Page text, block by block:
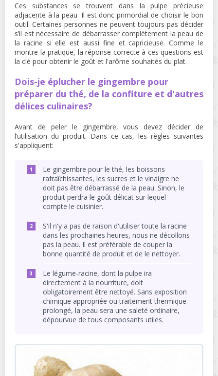
Ces substances se trouvent dans la pulpe précieuse
adjacente à la peau. Il est donc primordial de choisir le bon
outil. Certaines personnes ne peuvent toujours pas décider
s’il est nécessaire de débarrasser complètement la peau de
la racine si elle est aussi fine et capricieuse. Comme le
montre la pratique, la réponse correcte à ces questions est
la clé pour obtenir le goût et l'arôme souhaités du plat.
Dois-je éplucher le gingembre pour
préparer du thé, de la confiture et d'autres
délices culinaires?
Avant de peler le gingembre, vous devez décider de
l’utilisation du produit. Dans ce cas, les règles suivantes
s'appliquent:
Le gingembre pour le thé, les boissons
rafraîchissantes, les sucres et le vinaigre ne
doit pas être débarrassé de la peau. Sinon, le
produit perdra le goût délicat sur lequel
compte le cuisinier.
S'il n'y a pas de raison d'utiliser toute la racine
dans les prochaines heures, nous ne décollons
pas la peau. Il est préférable de couper la
bonne quantité de produit et de le nettoyer.
Le légume-racine, dont la pulpe ira
directement à la nourriture, doit
obligatoirement être nettoyé. Sans exposition
chimique appropriée ou traitement thermique
prolongé, la peau sera une saleté ordinaire,
dépourvue de tous composants utiles.